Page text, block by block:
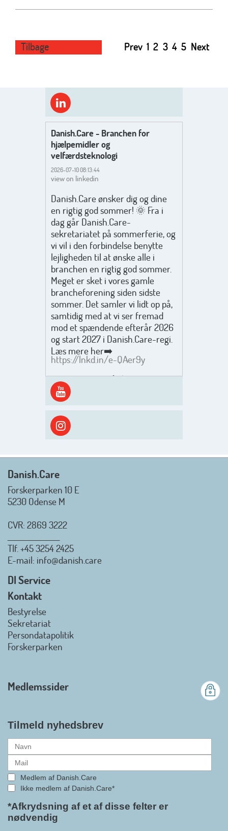
Tilbage Prev 1 2 3 4 5 Next
Danish.Care - Branchen for
hjælpemidler og
velfærdsteknologi
2026-07-10 08:13:44
view on linkedin
Danish.Care ønsker dig og dine
en rigtig god sommer! 🌞 Fra i
dag går Danish.Care-
sekretariatet på sommerferie, og
vi vil i den forbindelse benytte
lejligheden til at ønske alle i
branchen en rigtig god sommer.
Meget er sket i vores gamle
brancheforening siden sidste
sommer. Det samler vi lidt op på,
samtidig med at vi ser fremad
mod et spændende efterår 2026
og start 2027 i Danish.Care-regi.
Læs mere her➡️
https://lnkd.in/e-QAer9y
Men inden det går løs med en
spændende og aktivt
efterårsæson, så går turen først
ud i solen, ned til vandet og ind i
skyggen igen. Danish.Care holder
sommerlukket i uge 29 + 30.
Mvh. Anders, Helle og Malthe
Danish.Care - Branchen for
hjælpemidler og
Danish.Care fra den 01. juli 2026
officielt kan kalde sig for
medlemsforening i DI - Dansk
gennemslagskraft og skabe
hjælpemidler samt give
medlemmerne adgang til en
alle formaliteterne nu er på plads
i samarbejdet mellem
Danish.Care og DI glæder
bestyrelsesleder i Danish.Care,
Claus Ipsen. Han betragter
Danish.Care
Forskerparken 10 E
5230 Odense M
CVR: 2869 3222
Tlf. +45 3254 2425
E-mail: info@danish.care
DI Service
Kontakt
Bestyrelse
Sekretariat
Persondatapolitik
Forskerparken
Medlemssider
Tilmeld nyhedsbrev
Medlem af Danish.Care
Ikke medlem af Danish.Care*
*Afkrydsning af et af disse felter er
nødvendig